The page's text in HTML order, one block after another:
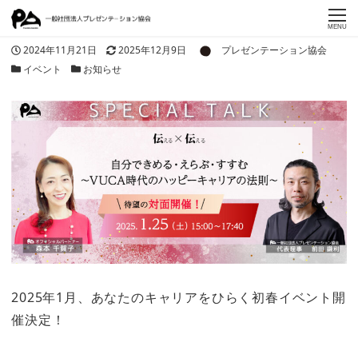
MENU
投稿日
2024年11月21日 更新日
2025年12月9日 著者
プレゼンテーション協会
カテゴリー
イベント カテゴリー
お知らせ
2025年1月、あなたのキャリアをひらく初春イベント開
催決定！